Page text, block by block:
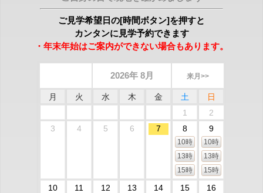
ご見学希望日の[時間ボタン]を押すと
カンタンに見学予約できます
・年末年始はご案内ができない場合もあります。
2026年 8月 来月>>
月 火 水 木 金 土
日
1
2
3
4 5 6 7 8
10時
13時
15時
9
10時
13時
15時
10 11 12 13 14 15 16